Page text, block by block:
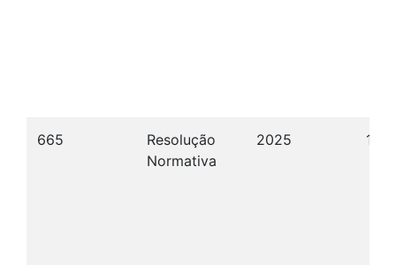
665
Resolução
Normativa
2025 15/